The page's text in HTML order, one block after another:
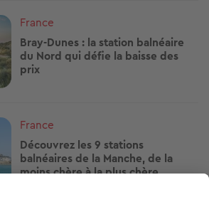
France
Bray-Dunes : la station balnéaire
du Nord qui défie la baisse des
prix
France
Découvrez les 9 stations
balnéaires de la Manche, de la
moins chère à la plus chère